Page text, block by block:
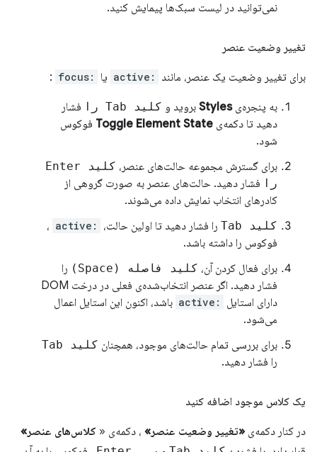
نمی‌توانید در لیست سبک‌ها پیمایش کنید.
تغییر وضعیت عنصر
برای تغییر وضعیت یک عنصر، مانند :active یا :focus
:
به پنجره‌یStyles بروید و کلید Tab را
فشار
دهید تا دکمه‌ی Toggle Element State فوکوس
شود.
برای گسترش مجموعه حالت‌های عنصر،
کلید Enter
را فشار دهید. حالت‌های عنصر به صورت گروهی از
کادرهای انتخاب نمایش داده می‌شوند.
کلید Tab را فشار دهید تا اولین حالت، :active
،
فوکوس را داشته باشد.
برای فعال کردن آن، کلید فاصله (Space)
را
فشار دهید. اگر عنصر انتخاب‌شده‌ی فعلی در درخت DOM
دارای استایل
:active
باشد، اکنون این استایل اعمال
می‌شود.
برای بررسی تمام حالت‌های موجود، همچنان کلید Tab
را فشار دهید.
یک کلاس موجود اضافه کنید
در کنار دکمه‌ی «تغییر وضعیت عنصر» ، دکمه‌ی « کلاس‌های عنصر»